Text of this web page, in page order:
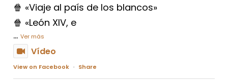
🍿 «Viaje al país de los blancos»
🍿 «León XIV, e
... Ver más
Vídeo
View on Facebook · Share